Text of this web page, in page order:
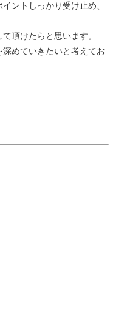
ントしっかり受け止め、
頂けたらと思います。
めていきたいと考えてお